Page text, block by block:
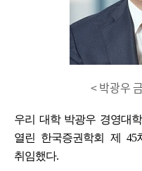
< 박광우
우리 대학 박광우 경영대
열린 한국증권학회 제 45
취임했다.